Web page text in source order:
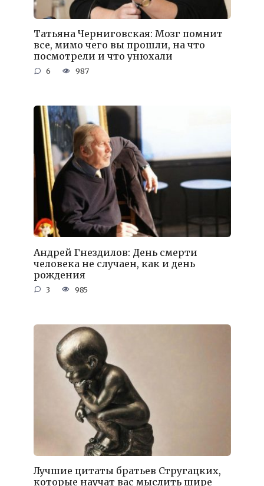
Татьяна Черниговская: Мозг помнит
все, мимо чего вы прошли, на что
посмотрели и что унюхали
6 987
Андрей Гнездилов: День смерти
человека не случаен, как и день
рождения
3 985
Лучшие цитаты братьев Стругацких,
которые научат вас мыслить шире